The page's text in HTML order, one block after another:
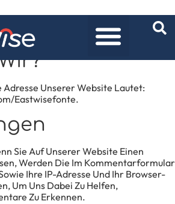
Adresse Unserer Website Lautet:
eastwisefonte.
Sie Auf Unserer Website Einen
Werden Die Im Kommentarformular
Ihre IP-Adresse Und Ihr Browser-
Um Uns Dabei Zu Helfen,
Zu Erkennen.